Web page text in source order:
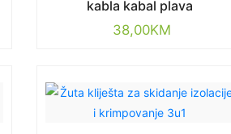
kabla kabal plava
38,00KM